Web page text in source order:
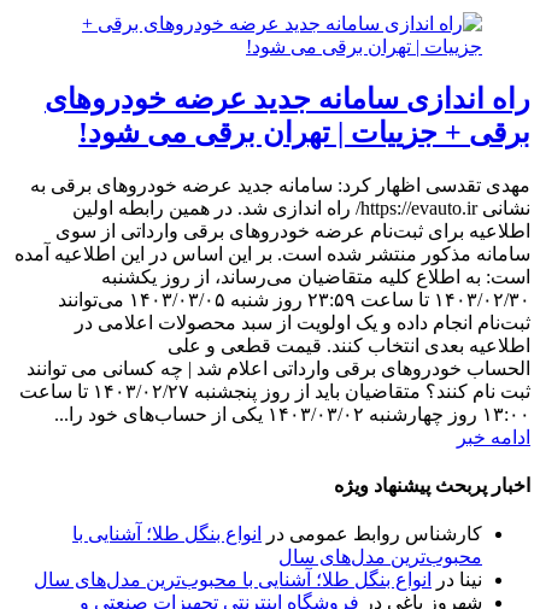
راه اندازی سامانه جدید عرضه خودروهای
برقی + جزییات | تهران برقی می شود!
مهدی تقدسی اظهار کرد: سامانه جدید عرضه خودروهای برقی به
نشانی https://evauto.ir/ راه اندازی شد. در همین رابطه اولین
اطلاعیه برای ثبت‌نام عرضه خودروهای برقی وارداتی از سوی
سامانه مذکور منتشر شده است. بر این اساس در این اطلاعیه آمده
است: به اطلاع کلیه متقاضیان می‌رساند، از روز یکشنبه
۱۴۰۳/۰۲/۳۰ تا ساعت ۲۳:۵۹ روز شنبه ۱۴۰۳/۰۳/۰۵ می‌توانند
ثبت‌نام انجام داده و یک اولویت از سبد محصولات اعلامی در
اطلاعیه بعدی انتخاب کنند. قیمت قطعی و علی
الحساب خودروهای برقی وارداتی اعلام شد | چه کسانی می توانند
ثبت نام کنند؟ متقاضیان باید از روز پنجشنبه ۱۴۰۳/۰۲/۲۷ تا ساعت
۱۳:۰۰ روز چهارشنبه ۱۴۰۳/۰۳/۰۲ یکی از حساب‌های خود را...
ادامه خبر
اخبار پربحث پیشنهاد ویژه
کارشناس روابط عمومی در
انواع بنگل طلا؛ آشنایی با
محبوب‌ترین مدل‌های سال
نینا در
انواع بنگل طلا؛ آشنایی با محبوب‌ترین مدل‌های سال
شهروز باغی در فروشگاه اینترنتی تجهیزات صنعتی و